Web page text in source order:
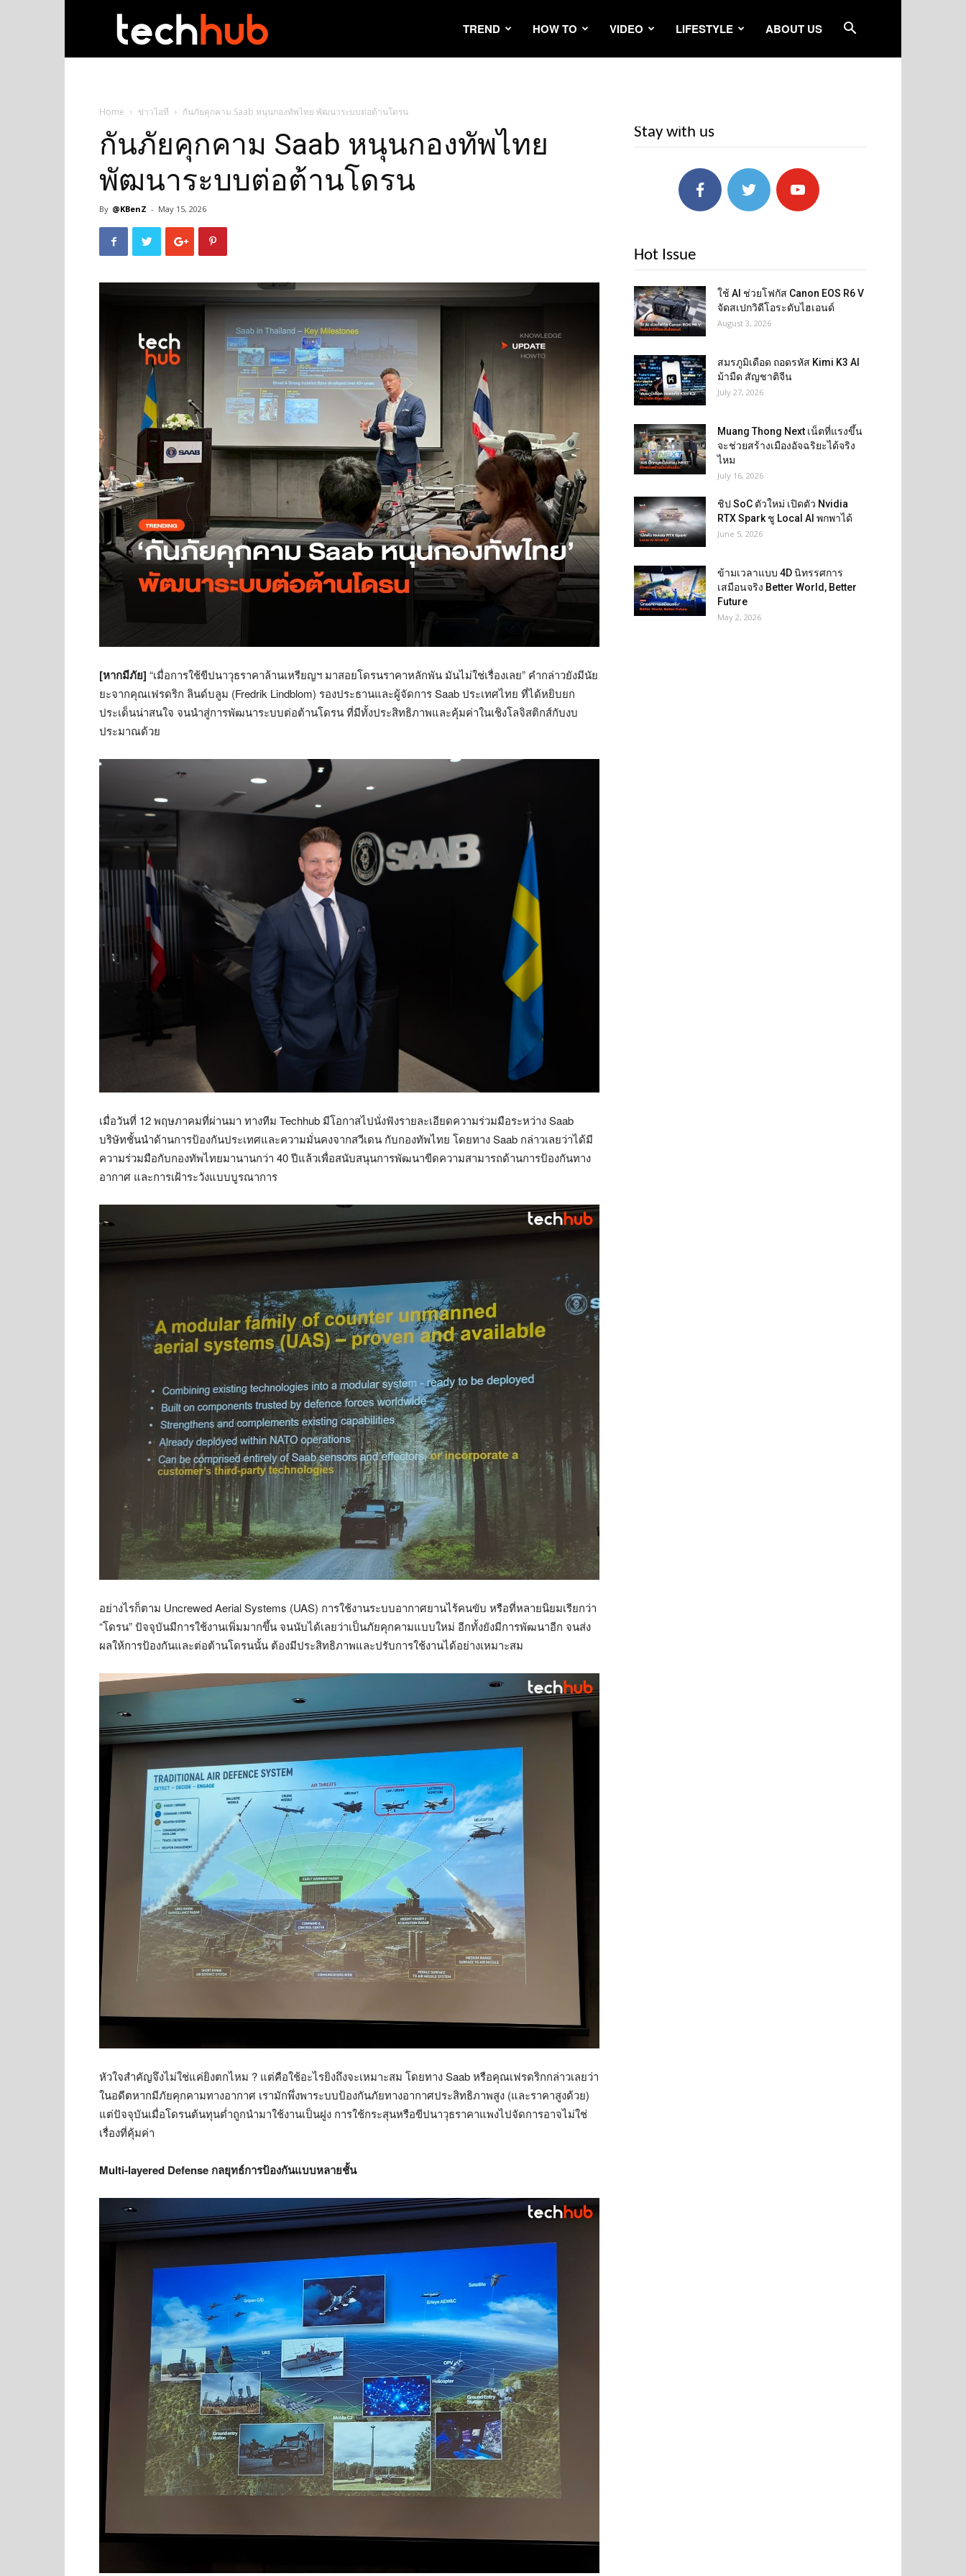
TREND HOW TO VIDEO LIFESTYLE ABOUT US
Home ข่าวไอที กันภัยคุกคาม Saab หนุนกองทัพไทย พัฒนาระบบต่อต้านโดรน
กันภัยคุกคาม Saab หนุนกองทัพไทย
พัฒนาระบบต่อต้านโดรน
By @KBenZ - May 15, 2026
[หากมีภัย] “เมื่อการใช้ขีปนาวุธราคาล้านเหรียญฯ มาสอยโดรนราคาหลักพัน มันไม่ใช่เรื่องเลย” คำกล่าวยังมีนัย
ยะจากคุณเฟรดริก ลินด์บลูม (Fredrik Lindblom) รองประธานและผู้จัดการ Saab ประเทศไทย ที่ได้หยิบยก
ประเด็นน่าสนใจ จนนำสู่การพัฒนาระบบต่อต้านโดรน ที่มีทั้งประสิทธิภาพและคุ้มค่าในเชิงโลจิสติกส์กับงบ
ประมาณด้วย
เมื่อวันที่ 12 พฤษภาคมที่ผ่านมา ทางทีม Techhub มีโอกาสไปนั่งฟังรายละเอียดความร่วมมือระหว่าง Saab
บริษัทชั้นนำด้านการป้องกันประเทศและความมั่นคงจากสวีเดน กับกองทัพไทย โดยทาง Saab กล่าวเลยว่าได้มี
ความร่วมมือกับกองทัพไทยมานานกว่า 40 ปีแล้วเพื่อสนับสนุนการพัฒนาขีดความสามารถด้านการป้องกันทาง
อากาศ และการเฝ้าระวังแบบบูรณาการ
อย่างไรก็ตาม Uncrewed Aerial Systems (UAS) การใช้งานระบบอากาศยานไร้คนขับ หรือที่หลายนิยมเรียกว่า
“โดรน” ปัจจุบันมีการใช้งานเพิ่มมากขึ้น จนนับได้เลยว่าเป็นภัยคุกคามแบบใหม่ อีกทั้งยังมีการพัฒนาอีก จนส่ง
ผลให้การป้องกันและต่อต้านโดรนนั้น ต้องมีประสิทธิภาพและปรับการใช้งานได้อย่างเหมาะสม
หัวใจสำคัญจึงไม่ใช่แค่ยิงตกไหม ? แต่คือใช้อะไรยิงถึงจะเหมาะสม โดยทาง Saab หรือคุณเฟรดริกกล่าวเลยว่า
ในอดีตหากมีภัยคุกคามทางอากาศ เรามักพึ่งพาระบบป้องกันภัยทางอากาศประสิทธิภาพสูง (และราคาสูงด้วย)
แต่ปัจจุบันเมื่อโดรนต้นทุนต่ำถูกนำมาใช้งานเป็นฝูง การใช้กระสุนหรือขีปนาวุธราคาแพงไปจัดการอาจไม่ใช่
เรื่องที่คุ้มค่า
Multi-layered Defense กลยุทธ์การป้องกันแบบหลายชั้น
Stay with us
Hot Issue
ใช้ AI ช่วยโฟกัส Canon EOS R6 V
จัดสเปกวิดีโอระดับไฮเอนด์
August 3, 2026
สมรภูมิเดือด ถอดรหัส Kimi K3 AI
ม้ามืด สัญชาติจีน
July 27, 2026
Muang Thong Next เน็ตที่แรงขึ้น
จะช่วยสร้างเมืองอัจฉริยะได้จริง
ไหม
July 16, 2026
ชิป SoC ตัวใหม่ เปิดตัว Nvidia
RTX Spark ชู Local AI พกพาได้
June 5, 2026
ข้ามเวลาแบบ 4D นิทรรศการ
เสมือนจริง Better World, Better
Future
May 2, 2026